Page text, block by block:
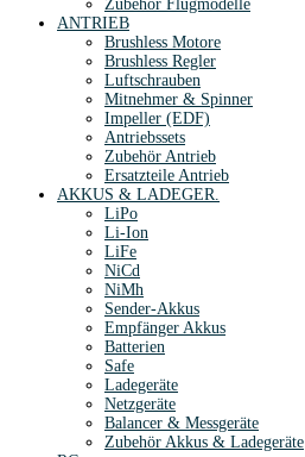
Zubehör Flugmodelle
ANTRIEB
Brushless Motore
Brushless Regler
Luftschrauben
Mitnehmer & Spinner
Impeller (EDF)
Antriebssets
Zubehör Antrieb
Ersatzteile Antrieb
AKKUS & LADEGER.
LiPo
Li-Ion
LiFe
NiCd
NiMh
Sender-Akkus
Empfänger Akkus
Batterien
Safe
Ladegeräte
Netzgeräte
Balancer & Messgeräte
Zubehör Akkus & Ladegeräte